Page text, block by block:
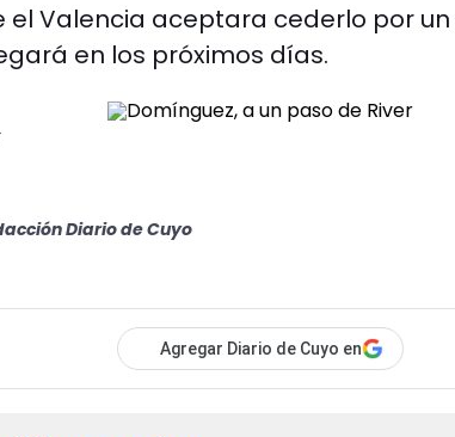
el Valencia aceptara cederlo por
en los próximos días.
Diario de Cuyo
Agregar Diario de Cuyo en